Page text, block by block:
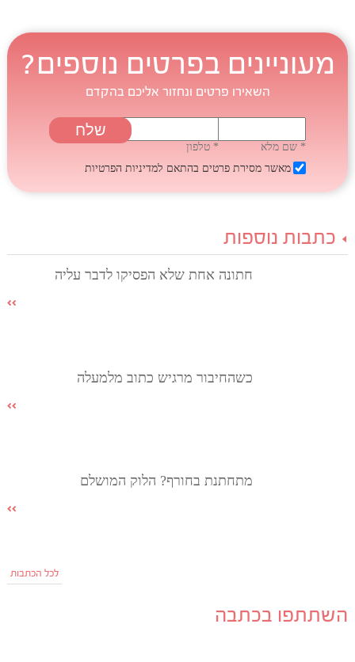
מעוניינים בפרטים נוספים?
השאירו פרטים ונחזור אליכם בהקדם
* שם מלא
* טלפון
מאשר מסירת פרטים בהתאם למדיניות הפרטיות
כתבות נוספות
חתונה אחת שלא הפסיקו לדבר עליה
כשהחיבור מרגיש כתוב מלמעלה
מתחתנת בחורף? הלוק המושלם
לכל הכתבות
השתתפו בכתבה